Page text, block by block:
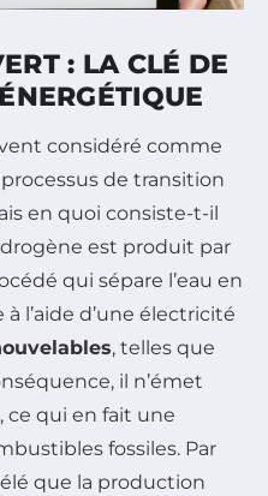
: LA CLÉ DE
considéré comme
de transition
en quoi consiste-t-il
est produit par
qui sépare l’eau en
l’aide d’une électricité
, telles que
il n’émet
, ce qui en fait une
fossiles. Par
que la production